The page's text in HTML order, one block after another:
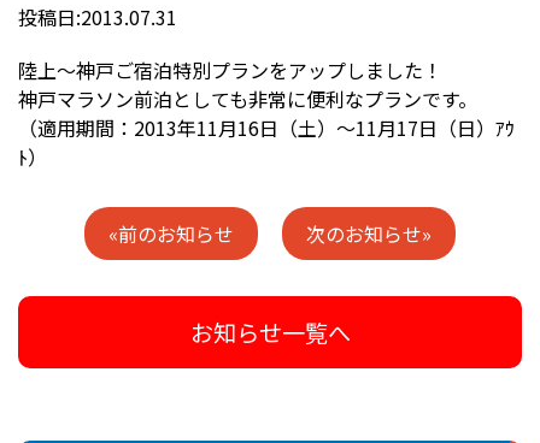
投稿日:2013.07.31
陸上～神戸ご宿泊特別プランをアップしました！
神戸マラソン前泊としても非常に便利なプランです。
（適用期間：2013年11月16日（土）～11月17日（日）ｱｳ
ﾄ）
«前のお知らせ 次のお知らせ»
お知らせ一覧へ